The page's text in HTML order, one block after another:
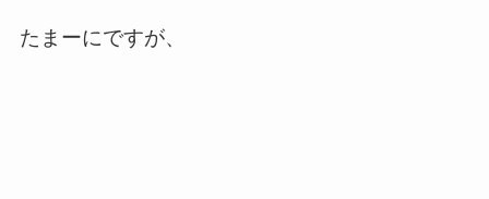
たまーにですが、